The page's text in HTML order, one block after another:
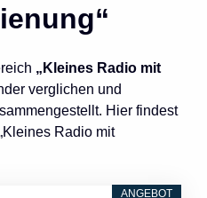
„Kleines Radio mit
verglichen und
Hier findest
Radio mit
ANGEBOT